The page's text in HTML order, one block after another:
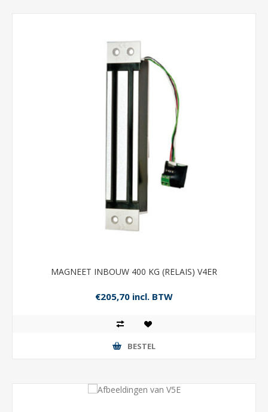
MAGNEET INBOUW 400 KG (RELAIS) V4ER
€205,70 incl. BTW
BESTEL